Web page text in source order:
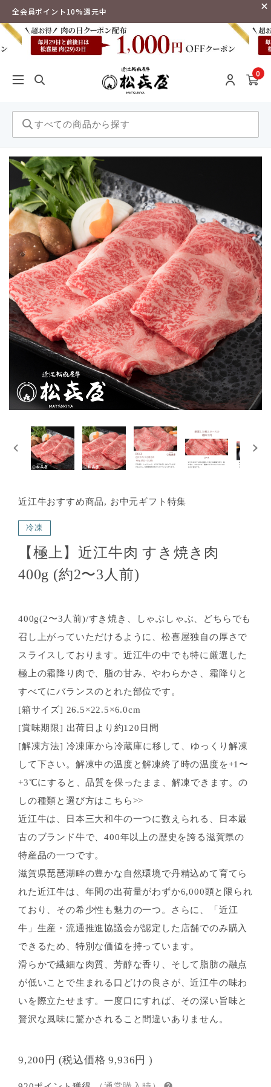
全会員ポイント10%還元中
0
近江牛おすすめ商品, お中元ギフト特集
冷凍
【極上】近江牛肉 すき焼き肉
400g (約2〜3人前)
400g(2〜3人前)/すき焼き、しゃぶしゃぶ、どちらでも
召し上がっていただけるように、松喜屋独自の厚さで
スライスしております。近江牛の中でも特に厳選した
極上の霜降り肉で、脂の甘み、やわらかさ、霜降りと
すべてにバランスのとれた部位です。
[箱サイズ] 26.5×22.5×6.0cm
[賞味期限] 出荷日より約120日間
[解凍方法] 冷凍庫から冷蔵庫に移して、ゆっくり解凍
して下さい。解凍中の温度と解凍終了時の温度を+1〜
+3℃にすると、品質を保ったまま、解凍できます。の
しの種類と選び方はこちら>>
近江牛は、日本三大和牛の一つに数えられる、日本最
古のブランド牛で、400年以上の歴史を誇る滋賀県の
特産品の一つです。
滋賀県琵琶湖畔の豊かな自然環境で丹精込めて育てら
れた近江牛は、年間の出荷量がわずか6,000頭と限られ
ており、その希少性も魅力の一つ。さらに、「近江
牛」生産・流通推進協議会が認定した店舗でのみ購入
できるため、特別な価値を持っています。
滑らかで繊細な肉質、芳醇な香り、そして脂肪の融点
が低いことで生まれる口どけの良さが、近江牛の味わ
いを際立たせます。一度口にすれば、その深い旨味と
贅沢な風味に驚かされること間違いありません。
9,200円 (税込価格9,936円 )